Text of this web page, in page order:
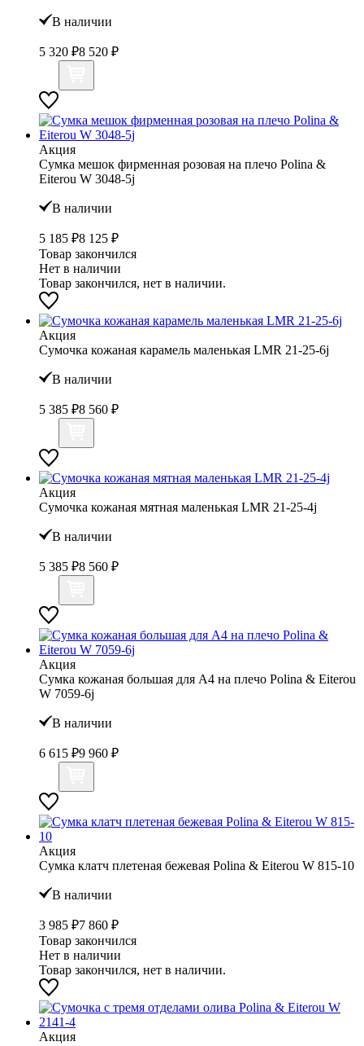
В наличии
5 320 ₽8 520 ₽
Акция
Сумка мешок фирменная розовая на плечо Polina &
Eiterou W 3048-5j
В наличии
5 185 ₽8 125 ₽
Товар закончился
Нет в наличии
Товар закончился, нет в наличии.
Акция
Сумочка кожаная карамель маленькая LMR 21-25-6j
В наличии
5 385 ₽8 560 ₽
Акция
Сумочка кожаная мятная маленькая LMR 21-25-4j
В наличии
5 385 ₽8 560 ₽
Акция
Сумка кожаная большая для А4 на плечо Polina & Eiterou
W 7059-6j
В наличии
6 615 ₽9 960 ₽
Акция
Сумка клатч плетеная бежевая Polina & Eiterou W 815-10
В наличии
3 985 ₽7 860 ₽
Товар закончился
Нет в наличии
Товар закончился, нет в наличии.
Акция